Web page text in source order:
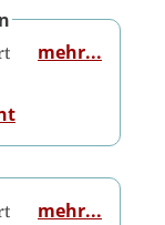
mehr...
mehr...